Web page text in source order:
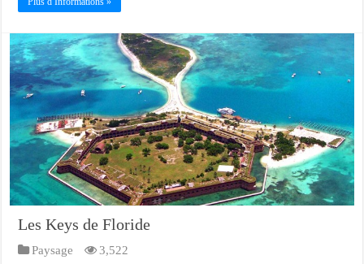
Les Keys de Floride
Paysage 3,522